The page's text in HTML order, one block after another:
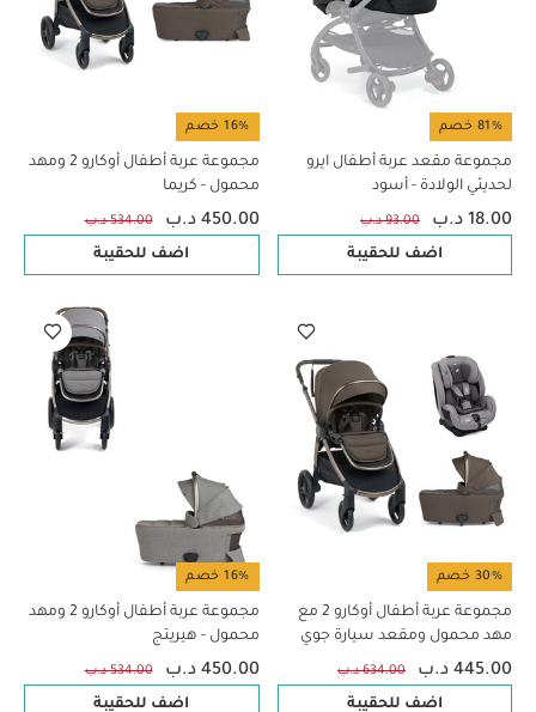
81% خصم
مجموعة مقعد عربة أطفال ايرو
لحديثي الولادة - أسود
18.00 د.ب 93.00 د.ب
اضف للحقيبة
16% خصم
مجموعة عربة أطفال أوكارو 2 ومهد
محمول - كريما
450.00 د.ب 534.00 د.ب
اضف للحقيبة
30% خصم
مجموعة عربة أطفال أوكارو 2 مع
مهد محمول ومقعد سيارة جوي
لمراحل عمرية متعددة - كريما
445.00 د.ب 634.00 د.ب
اضف للحقيبة
16% خصم
مجموعة عربة أطفال أوكارو 2 ومهد
محمول - هيريتج
450.00 د.ب 534.00 د.ب
اضف للحقيبة